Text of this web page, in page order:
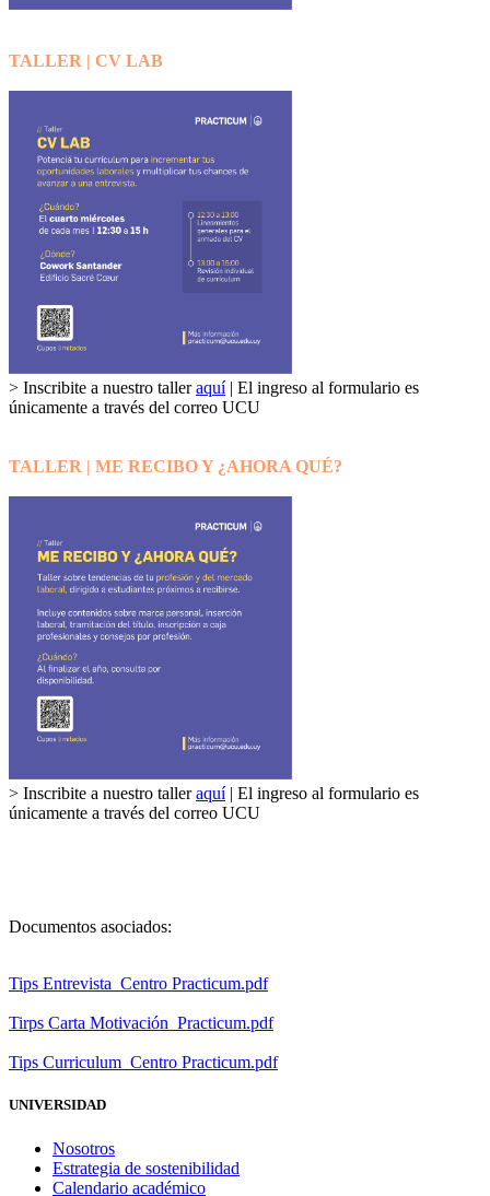
TALLER | CV LAB
> Inscribite a nuestro talleraquí| El ingreso al formulario es
únicamente a través del correo UCU
TALLER | ME RECIBO Y ¿AHORA QUÉ?
> Inscribite a nuestro talleraquí| El ingreso al formulario es
únicamente a través del correo UCU
Documentos asociados:
Tips Entrevista_Centro Practicum.pdf
Tirps Carta Motivación_Practicum.pdf
Tips Curriculum_Centro Practicum.pdf
UNIVERSIDAD
Nosotros
Estrategia de sostenibilidad
Calendario académico